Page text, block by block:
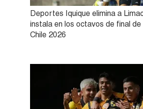
Deportes Iquique elimina a
instala en los octavos de final de
Chile 2026